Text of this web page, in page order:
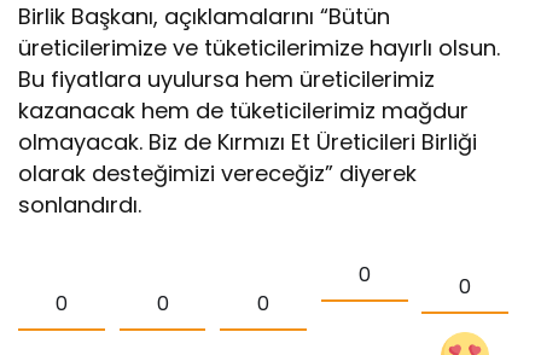
Birlik Başkanı, açıklamalarını “Bütün
üreticilerimize ve tüketicilerimize hayırlı olsun.
Bu fiyatlara uyulursa hem üreticilerimiz
kazanacak hem de tüketicilerimiz mağdur
olmayacak. Biz de Kırmızı Et Üreticileri Birliği
olarak desteğimizi vereceğiz” diyerek
sonlandırdı.
0 0 0
0 0